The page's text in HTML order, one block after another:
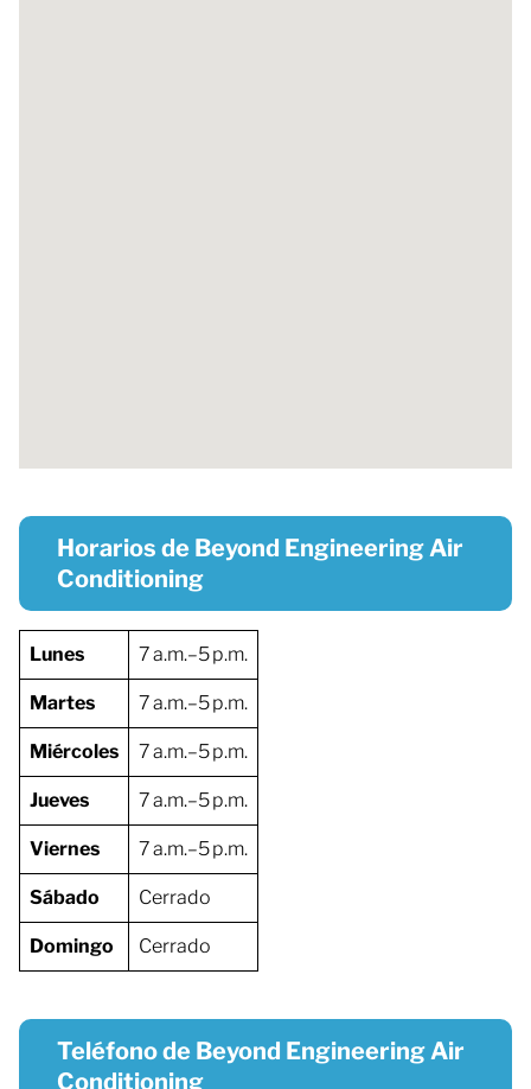
Horarios de Beyond Engineering Air
Conditioning
Lunes 7 a.m.–5 p.m.
Martes 7 a.m.–5 p.m.
Miércoles 7 a.m.–5 p.m.
Jueves 7 a.m.–5 p.m.
Viernes 7 a.m.–5 p.m.
Sábado Cerrado
Domingo Cerrado
Teléfono de Beyond Engineering Air
Conditioning